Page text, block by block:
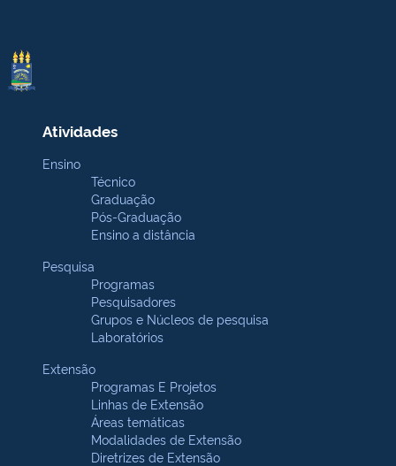
Atividades
Ensino
Técnico
Graduação
Pós-Graduação
Ensino a distância
Pesquisa
Programas
Pesquisadores
Grupos e Núcleos de pesquisa
Laboratórios
Extensão
Programas E Projetos
Linhas de Extensão
Áreas temáticas
Modalidades de Extensão
Diretrizes de Extensão